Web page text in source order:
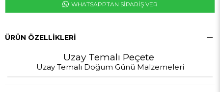
WHATSAPPTAN SİPARİŞ VER
ÜRÜN ÖZELLIKLERI
Uzay Temalı Peçete
Uzay Temalı Doğum Günü Malzemeleri